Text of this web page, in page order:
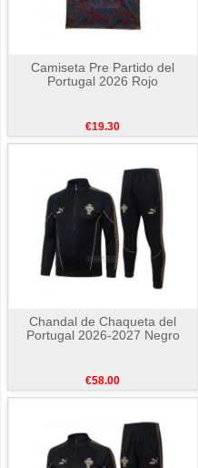
Camiseta Pre Partido del
Portugal 2026 Rojo
€19.30
Chandal de Chaqueta del
Portugal 2026-2027 Negro
€58.00